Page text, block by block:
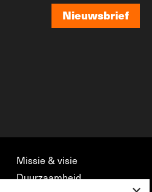
Nieuwsbrief
Missie & visie
Duurzaamheid